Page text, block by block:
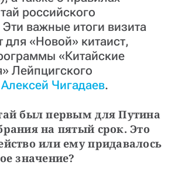
российского
важные итоги визита
для «Новой» китаист,
«Китайские
Лейпцигского
Алексей Чигадаев.
был первым для Путина
на пятый срок. Это
или ему придавалось
значение?